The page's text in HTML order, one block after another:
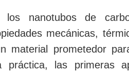
los nanotubos de
mecánicas,
material prometedor
práctica, las primeras